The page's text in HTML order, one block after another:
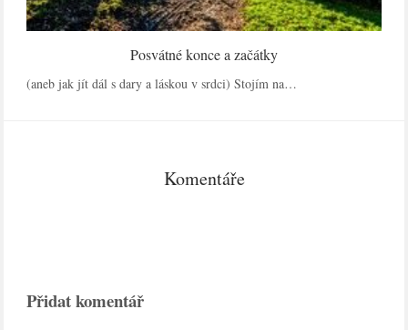
Posvátné konce a začátky
(aneb jak jít dál s dary a láskou v srdci) Stojím na…
Komentáře
Přidat komentář